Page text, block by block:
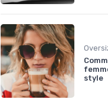
style